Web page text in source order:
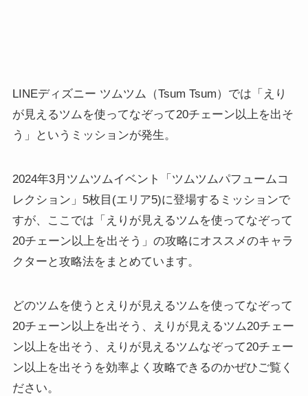
LINEディズニー ツムツム（Tsum Tsum）では「えり
が見えるツムを使ってなぞって20チェーン以上を出そ
う」というミッションが発生。
2024年3月ツムツムイベント「ツムツムパフュームコ
レクション」5枚目(エリア5)に登場するミッションで
すが、ここでは「えりが見えるツムを使ってなぞって
20チェーン以上を出そう」の攻略にオススメのキャラ
クターと攻略法をまとめています。
どのツムを使うとえりが見えるツムを使ってなぞって
20チェーン以上を出そう、えりが見えるツム20チェー
ン以上を出そう、えりが見えるツムなぞって20チェー
ン以上を出そうを効率よく攻略できるのかぜひご覧く
ださい。